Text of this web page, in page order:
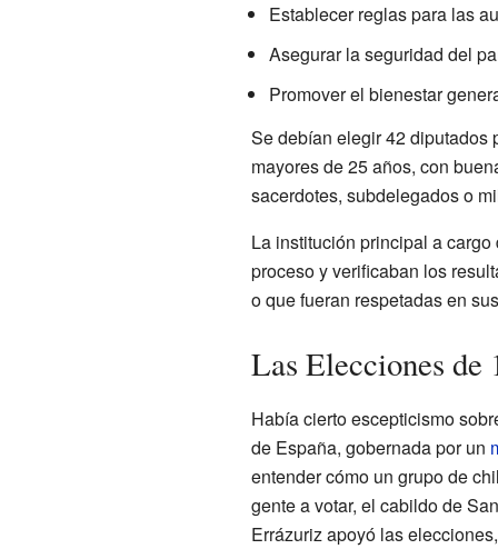
Establecer reglas para las
Asegurar la seguridad del
Promover el bienestar
Se debían elegir 42 diputados
mayores de 25 años, con
sacerdotes, subdelegados o
La institución principal a
proceso y verificaban los
o que fueran respetadas en
Las Elecciones de
Había cierto escepticismo
de España, gobernada por un
entender cómo un grupo de
gente a votar, el cabildo de
Errázuriz apoyó las